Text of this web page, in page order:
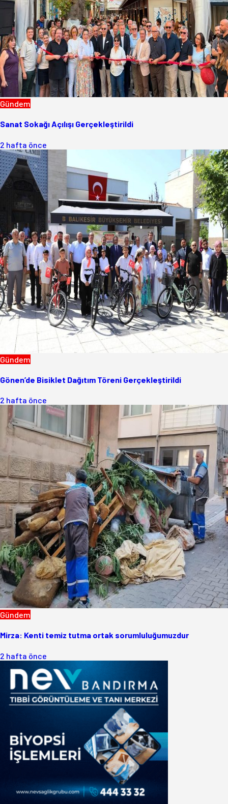
Gündem
Sanat Sokağı Açılışı Gerçekleştirildi
2 hafta önce
Gündem
Gönen’de Bisiklet Dağıtım Töreni Gerçekleştirildi
2 hafta önce
Gündem
Mirza: Kenti temiz tutma ortak sorumluluğumuzdur
2 hafta önce